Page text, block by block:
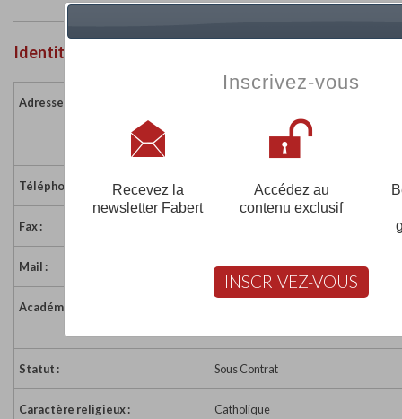
Identité de l'établissement
Adresse :
35600 STE MARIE
Téléphone : 02 99 72 01 90
Fax :
Mail : eco35.ste-marie.ste-
Académie :
Statut : Sous Contrat
Caractère religieux : Catholique
Inscrivez-vous
Recevez la
newsletter Fabert
Accédez au
contenu exclusif
INSCRIVEZ-VOUS